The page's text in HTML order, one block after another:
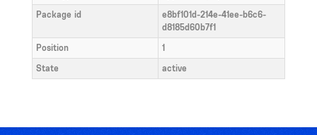
Package id
e8bf101d-214e-41ee-b6c6-
d8185d60b7f1
Position
1
State
active